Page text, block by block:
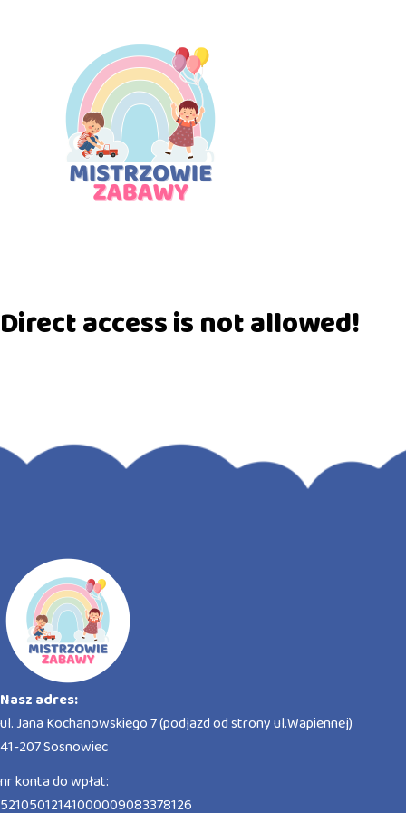
Direct access is not allowed!
Nasz adres:
ul. Jana Kochanowskiego 7 (podjazd od strony ul.Wapiennej)
41-207 Sosnowiec
nr konta do wpłat:
52105012141000009083378126